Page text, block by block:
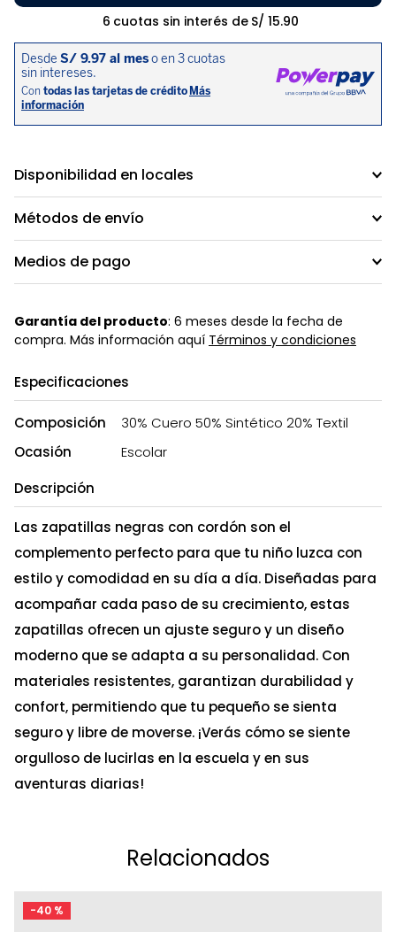
6 cuotas sin interés de S/ 15.90
Disponibilidad en locales
Métodos de envío
Medios de pago
Garantía del producto: 6 meses desde la fecha de
compra. Más información aquí Términos y condiciones
Especificaciones
Composición
30% Cuero 50% Sintético 20% Textil
Ocasión
Escolar
Descripción
Las zapatillas negras con cordón son el
complemento perfecto para que tu niño luzca con
estilo y comodidad en su día a día. Diseñadas para
acompañar cada paso de su crecimiento, estas
zapatillas ofrecen un ajuste seguro y un diseño
moderno que se adapta a su personalidad. Con
materiales resistentes, garantizan durabilidad y
confort, permitiendo que tu pequeño se sienta
seguro y libre de moverse. ¡Verás cómo se siente
orgulloso de lucirlas en la escuela y en sus
aventuras diarias!
Relacionados
-40 %